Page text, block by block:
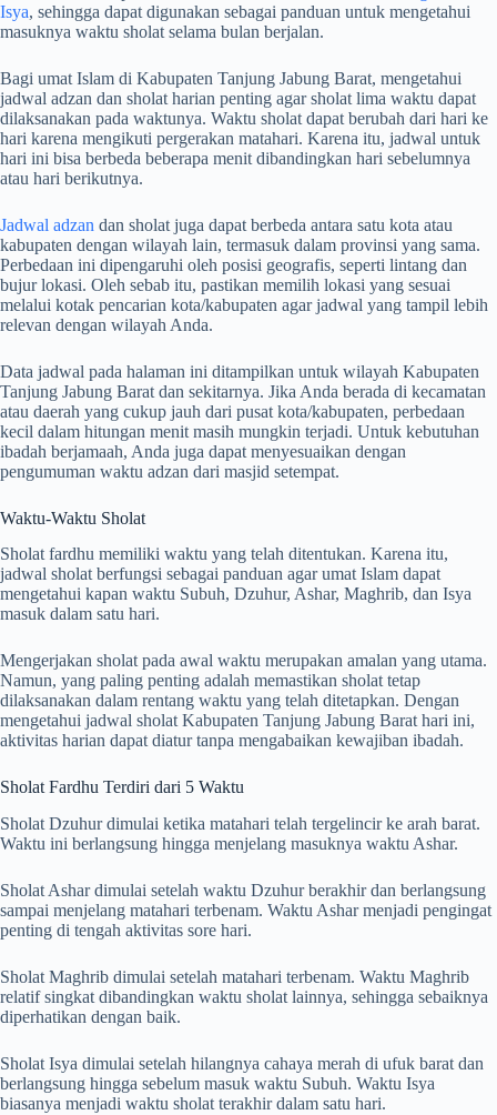
Isya, sehingga dapat digunakan sebagai panduan untuk mengetahui
masuknya waktu sholat selama bulan berjalan.
Bagi umat Islam di Kabupaten Tanjung Jabung Barat, mengetahui
jadwal adzan dan sholat harian penting agar sholat lima waktu dapat
dilaksanakan pada waktunya. Waktu sholat dapat berubah dari hari ke
hari karena mengikuti pergerakan matahari. Karena itu, jadwal untuk
hari ini bisa berbeda beberapa menit dibandingkan hari sebelumnya
atau hari berikutnya.
Jadwal adzan dan sholat juga dapat berbeda antara satu kota atau
kabupaten dengan wilayah lain, termasuk dalam provinsi yang sama.
Perbedaan ini dipengaruhi oleh posisi geografis, seperti lintang dan
bujur lokasi. Oleh sebab itu, pastikan memilih lokasi yang sesuai
melalui kotak pencarian kota/kabupaten agar jadwal yang tampil lebih
relevan dengan wilayah Anda.
Data jadwal pada halaman ini ditampilkan untuk wilayah Kabupaten
Tanjung Jabung Barat dan sekitarnya. Jika Anda berada di kecamatan
atau daerah yang cukup jauh dari pusat kota/kabupaten, perbedaan
kecil dalam hitungan menit masih mungkin terjadi. Untuk kebutuhan
ibadah berjamaah, Anda juga dapat menyesuaikan dengan
pengumuman waktu adzan dari masjid setempat.
Waktu-Waktu Sholat
Sholat fardhu memiliki waktu yang telah ditentukan. Karena itu,
jadwal sholat berfungsi sebagai panduan agar umat Islam dapat
mengetahui kapan waktu Subuh, Dzuhur, Ashar, Maghrib, dan Isya
masuk dalam satu hari.
Mengerjakan sholat pada awal waktu merupakan amalan yang utama.
Namun, yang paling penting adalah memastikan sholat tetap
dilaksanakan dalam rentang waktu yang telah ditetapkan. Dengan
mengetahui jadwal sholat Kabupaten Tanjung Jabung Barat hari ini,
aktivitas harian dapat diatur tanpa mengabaikan kewajiban ibadah.
Sholat Fardhu Terdiri dari 5 Waktu
Sholat Dzuhur dimulai ketika matahari telah tergelincir ke arah barat.
Waktu ini berlangsung hingga menjelang masuknya waktu Ashar.
Sholat Ashar dimulai setelah waktu Dzuhur berakhir dan berlangsung
sampai menjelang matahari terbenam. Waktu Ashar menjadi pengingat
penting di tengah aktivitas sore hari.
Sholat Maghrib dimulai setelah matahari terbenam. Waktu Maghrib
relatif singkat dibandingkan waktu sholat lainnya, sehingga sebaiknya
diperhatikan dengan baik.
Sholat Isya dimulai setelah hilangnya cahaya merah di ufuk barat dan
berlangsung hingga sebelum masuk waktu Subuh. Waktu Isya
biasanya menjadi waktu sholat terakhir dalam satu hari.